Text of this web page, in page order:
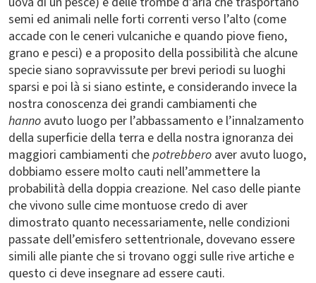
semi ed animali nelle forti correnti verso l’alto (come
accade con le ceneri vulcaniche e quando piove fieno,
grano e pesci) e a proposito della possibilità che alcune
specie siano sopravvissute per brevi periodi su luoghi
sparsi e poi là si siano estinte, e considerando invece la
nostra conoscenza dei grandi cambiamenti che
hanno avuto luogo per l’abbassamento e l’innalzamento
della superficie della terra e della nostra ignoranza dei
maggiori cambiamenti chepotrebbero aver avuto luogo,
dobbiamo essere molto cauti nell’ammettere la
probabilità della doppia creazione. Nel caso delle piante
che vivono sulle cime montuose credo di aver
dimostrato quanto necessariamente, nelle condizioni
passate dell’emisfero settentrionale, dovevano essere
simili alle piante che si trovano oggi sulle rive artiche e
questo ci deve insegnare ad essere cauti.